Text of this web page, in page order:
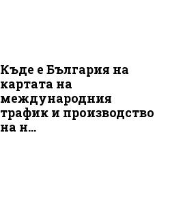
Къде е България на
картата на
международния
трафик и производство
на н...